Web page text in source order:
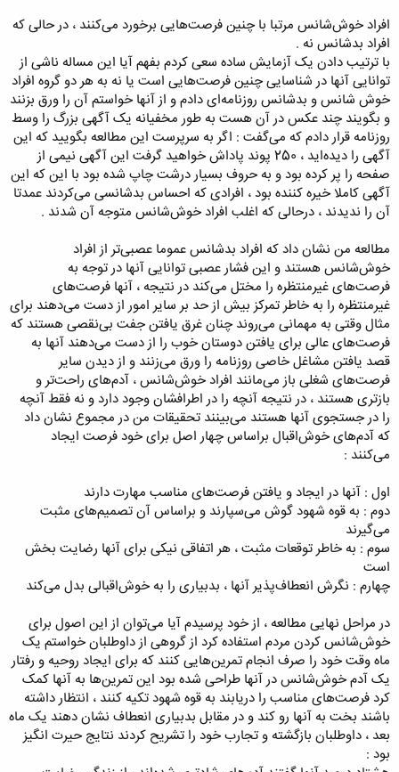
افراد خوش‌شانس مرتبا با چنین فرصت‌هایی برخورد می‌کنند ، در حالی که
افراد بدشانس نه .
با ترتیب دادن یک آزمایش ساده سعی کردم بفهم آیا این مساله ناشی از
توانایی آنها در شناسایی چنین فرصت‌هایی است یا نه به هر دو گروه افراد
خوش شانس و بدشانس روزنامه‌ای دادم و از آنها خواستم آن را ورق بزنند
و بگویند چند عکس در آن هست به طور مخفیانه یک آگهی بزرگ را وسط
روزنامه قرار دادم که می‌گفت : اگر به سرپرست این مطالعه بگویید که این
آگهی را دیده‌اید ، 250 پوند پاداش خواهید گرفت این آگهی نیمی از
صفحه را پر کرده بود و به حروف بسیار درشت چاپ شده بود با این که این
آگهی کاملا خیره کننده بود ، افرادی که احساس بدشانسی می‌کردند عمدتا
آن را ندیدند ، درحالی که اغلب افراد خوش‌شانس متوجه آن شدند .
مطالعه من نشان داد که افراد بدشانس عموما عصبی‌تر از افراد
خوش‌شانس هستند و این فشار عصبی توانایی آنها در توجه به
فرصت‌های غیرمنتظره را مختل می‌کند در نتیجه ، آنها فرصت‌های
غیرمنتظره را به خاطر تمرکز بیش از حد بر سایر امور از دست می‌دهند برای
مثال وقتی به مهمانی می‌روند چنان غرق یافتن جفت بی‌نقصی هستند که
فرصت‌های عالی برای یافتن دوستان خوب را از دست می‌دهند آنها به
قصد یافتن مشاغل خاصی روزنامه را ورق می‌زنند و از دیدن سایر
فرصت‌های شغلی باز می‌مانند افراد خوش‌شانس ، آدم‌های راحت‌تر و
بازتری هستند ، در نتیجه آنچه را در اطرافشان وجود دارد و نه فقط آنچه
را در جستجوی آنها هستند می‌بینند تحقیقات من در مجموع نشان داد
که آدم‌های خوش‌اقبال براساس چهار اصل برای خود فرصت ایجاد
می‌کنند :
اول : آنها در ایجاد و یافتن فرصت‌های مناسب مهارت دارند
دوم : به قوه شهود گوش می‌سپارند و براساس آن تصمیم‌های مثبت
می‌گیرند
سوم : به خاطر توقعات مثبت ، هر اتفاقی نیکی برای آنها رضایت بخش
است
چهارم : نگرش انعطاف‌پذیر آنها ، بدبیاری را به خوش‌اقبالی بدل می‌کند
در مراحل نهایی مطالعه ، از خود پرسیدم آیا می‌توان از این اصول برای
خوش‌شانس کردن مردم استفاده کرد از گروهی از داوطلبان خواستم یک
ماه وقت خود را صرف انجام تمرین‌هایی کنند که برای ایجاد روحیه و رفتار
یک آدم خوش‌شانس در آنها طراحی شده بود این تمرین‌ها به آنها کمک
کرد فرصت‌های مناسب را دریابند به قوه شهود تکیه کنند ، انتظار داشته
باشند بخت به آنها رو کند و در مقابل بدبیاری انعطاف نشان دهند یک ماه
بعد ، داوطلبان بازگشته و تجارب خود را تشریح کردند نتایج حیرت انگیز
بود :